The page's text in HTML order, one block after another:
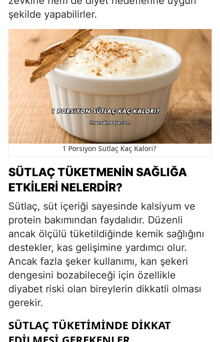
şekilde yapabilirler.
1 Porsiyon Sütlaç Kaç Kalori?
SÜTLAÇ TÜKETMENIN SAĞLIĞA
ETKILERI NELERDIR?
Sütlaç, süt içeriği sayesinde kalsiyum ve
protein bakımından faydalıdır. Düzenli
ancak ölçülü tüketildiğinde kemik sağlığını
destekler, kas gelişimine yardımcı olur.
Ancak fazla şeker kullanımı, kan şekeri
dengesini bozabileceği için özellikle
diyabet riski olan bireylerin dikkatli olması
gerekir.
SÜTLAÇ TÜKETIMINDE DIKKAT